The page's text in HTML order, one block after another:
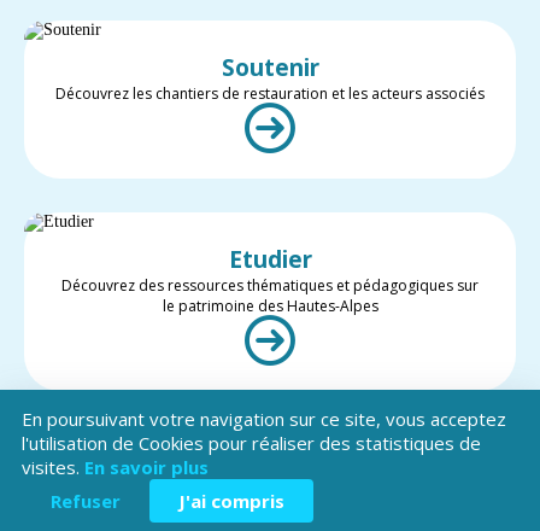
Soutenir
Découvrez les chantiers de restauration et les acteurs associés
Etudier
Découvrez des ressources thématiques et pédagogiques sur
le patrimoine des Hautes-Alpes
Valoriser
Restez informé des projets et des actualités du patrimoine des
Hautes-Alpes
En poursuivant votre navigation sur ce site, vous acceptez
l'utilisation de Cookies pour réaliser des statistiques de
visites. En savoir plus
Refuser
J'ai compris